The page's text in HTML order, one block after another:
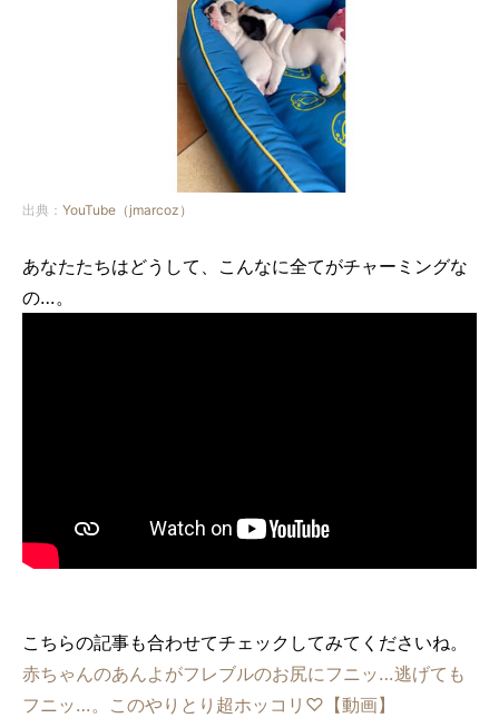
出典： YouTube（jmarcoz）
あなたたちはどうして、こんなに全てがチャーミングな
の…。
こちらの記事も合わせてチェックしてみてくださいね。
赤ちゃんのあんよがフレブルのお尻にフニッ…逃げても
フニッ…。このやりとり超ホッコリ♡【動画】